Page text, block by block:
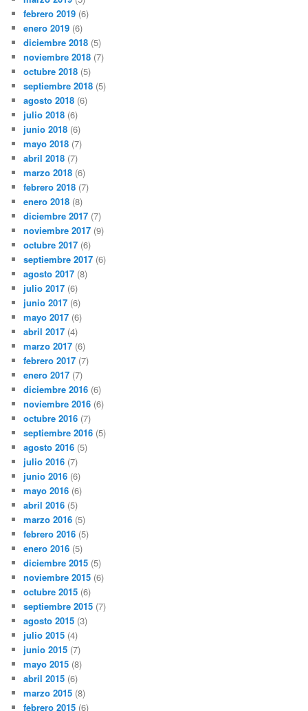
febrero 2019 (6)
enero 2019 (6)
diciembre 2018 (5)
noviembre 2018 (7)
octubre 2018 (5)
septiembre 2018 (5)
agosto 2018 (6)
julio 2018 (6)
junio 2018 (6)
mayo 2018 (7)
abril 2018 (7)
marzo 2018 (6)
febrero 2018 (7)
enero 2018 (8)
diciembre 2017 (7)
noviembre 2017 (9)
octubre 2017 (6)
septiembre 2017 (6)
agosto 2017 (8)
julio 2017 (6)
junio 2017 (6)
mayo 2017 (6)
abril 2017 (4)
marzo 2017 (6)
febrero 2017 (7)
enero 2017 (7)
diciembre 2016 (6)
noviembre 2016 (6)
octubre 2016 (7)
septiembre 2016 (5)
agosto 2016 (5)
julio 2016 (7)
junio 2016 (6)
mayo 2016 (6)
abril 2016 (5)
marzo 2016 (5)
febrero 2016 (5)
enero 2016 (5)
diciembre 2015 (5)
noviembre 2015 (6)
octubre 2015 (6)
septiembre 2015 (7)
agosto 2015 (3)
julio 2015 (4)
junio 2015 (7)
mayo 2015 (8)
abril 2015 (6)
marzo 2015 (8)
febrero 2015 (6)